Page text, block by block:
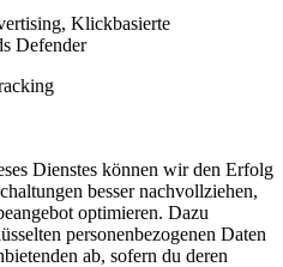
Klickbasierte
Defender
Dienstes können wir den Erfolg
besser nachvollziehen,
optimieren. Dazu
personenbezogenen Daten
ab, sofern du deren